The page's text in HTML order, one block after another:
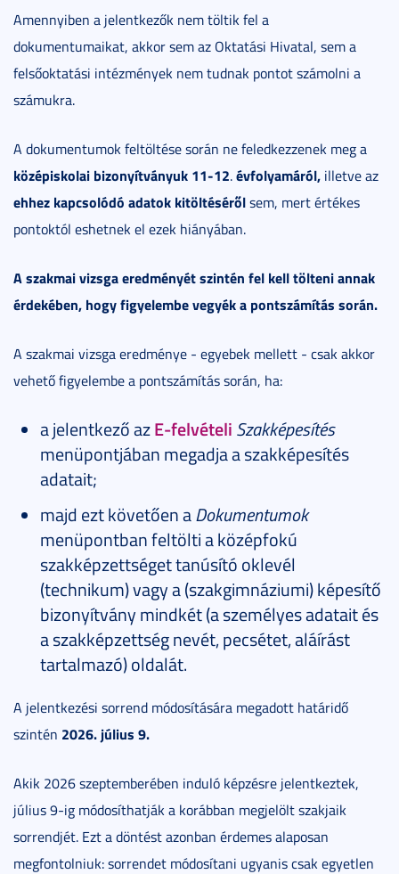
Amennyiben a jelentkezők nem töltik fel a
dokumentumaikat, akkor sem az Oktatási Hivatal, sem a
felsőoktatási intézmények nem tudnak pontot számolni a
számukra.
A dokumentumok feltöltése során ne feledkezzenek meg a
középiskolai bizonyítványuk 11-12.évfolyamáról, illetve az
ehhez kapcsolódó adatok kitöltésérőlsem, mert értékes
pontoktól eshetnek el ezek hiányában.
A szakmai vizsga eredményét szintén fel kell tölteni annak
érdekében, hogy figyelembe vegyék a pontszámítás során.
A szakmai vizsga eredménye - egyebek mellett - csak akkor
vehető figyelembe a pontszámítás során, ha:
a jelentkező azE-felvételi Szakképesítés
menüpontjában megadja a szakképesítés
adatait;
majd ezt követően a Dokumentumok
menüpontban feltölti a középfokú
szakképzettséget tanúsító oklevél
(technikum) vagy a (szakgimnáziumi) képesítő
bizonyítvány mindkét (a személyes adatait és
a szakképzettség nevét, pecsétet, aláírást
tartalmazó) oldalát.
A jelentkezési sorrend módosítására megadott határidő
szintén 2026. július 9.
Akik 2026 szeptemberében induló képzésre jelentkeztek,
július 9-ig módosíthatják a korábban megjelölt szakjaik
sorrendjét. Ezt a döntést azonban érdemes alaposan
megfontolniuk: sorrendet módosítani ugyanis csak egyetlen